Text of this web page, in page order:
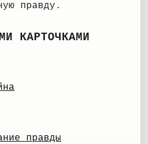
правду.
КАРТОЧКАМИ
правды